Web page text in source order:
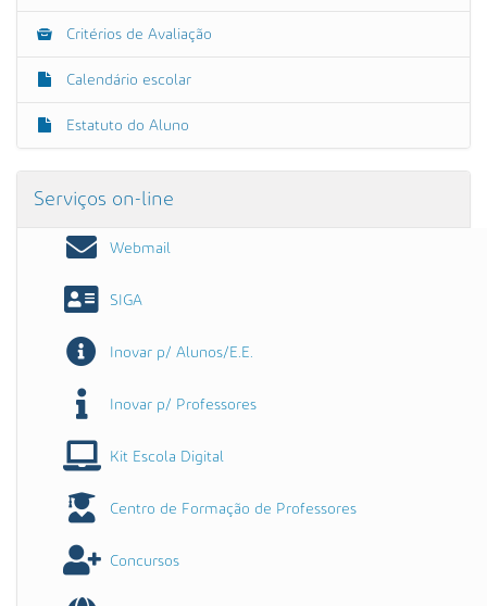
Critérios de Avaliação
Calendário escolar
Estatuto do Aluno
Serviços on-line
Webmail
SIGA
Inovar p/ Alunos/E.E.
Inovar p/ Professores
Kit Escola Digital
Centro de Formação de Professores
Concursos